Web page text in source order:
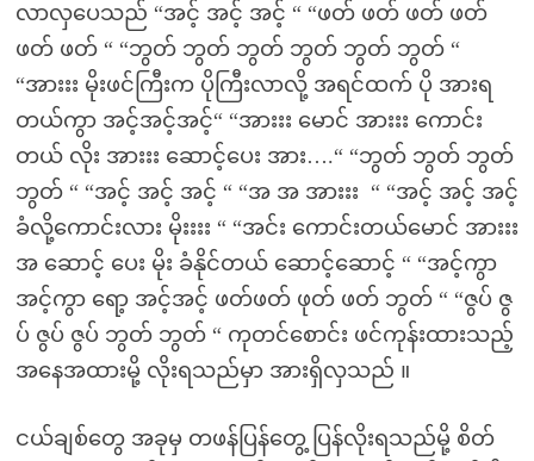
လာလှပေသည် “အင့် အင့် အင့် “ “ဖတ် ဖတ် ဖတ် ဖတ်
ဖတ် ဖတ် “ “ဘွတ် ဘွတ် ဘွတ် ဘွတ် ဘွတ် ဘွတ် “
“အားးး မိုးဖင်ကြီးက ပိုကြီးလာလို့ အရင်ထက် ပို အားရ
တယ်ကွာ အင့်အင့်အင့်“ “အားးး မောင် အားးး ကောင်း
တယ် လိုး အားးး ဆောင့်ပေး အား….“ “ဘွတ် ဘွတ် ဘွတ်
ဘွတ် “ “အင့် အင့် အင့် “ “အ အ အားးး “ “အင့် အင့် အင့်
ခံလို့ကောင်းလား မိုးးးး “ “အင်း ကောင်းတယ်မောင် အားးး
အ ဆောင့် ပေး မိုး ခံနိုင်တယ် ဆောင့်ဆောင့် “ “အင့်ကွာ
အင့်ကွာ ရော့ အင့်အင့် ဖတ်ဖတ် ဖုတ် ဖတ် ဘွတ် “ “ဇွပ် ဇွ
ပ် ဇွပ် ဇွပ် ဘွတ် ဘွတ် “ ကုတင်စောင်း ဖင်ကုန်းထားသည့်
အနေအထားမို့ လိုးရသည်မှာ အားရှိလှသည် ။
ငယ်ချစ်တွေ အခုမှ တဖန်ပြန်တွေ့ ပြန်လိုးရသည်မို့ စိတ်